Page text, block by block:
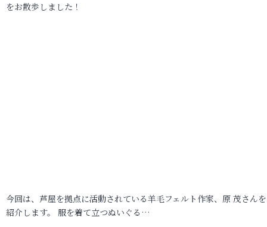
をお散歩しました！
今回は、芦屋を拠点に活動されている羊毛フェルト作家、原 茂さん
紹介します。 服を着て立つぬいぐる…